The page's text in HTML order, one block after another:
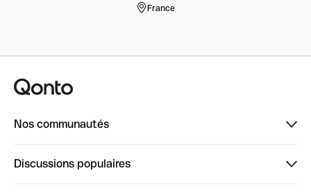
France
Nos communautés
Discussions populaires